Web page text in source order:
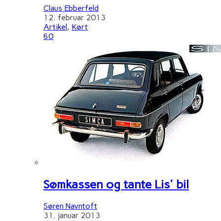
Claus Ebberfeld
12. februar 2013
Artikel, Kørt
60
Sømkassen og tante Lis' bil
Søren Navntoft
31. januar 2013